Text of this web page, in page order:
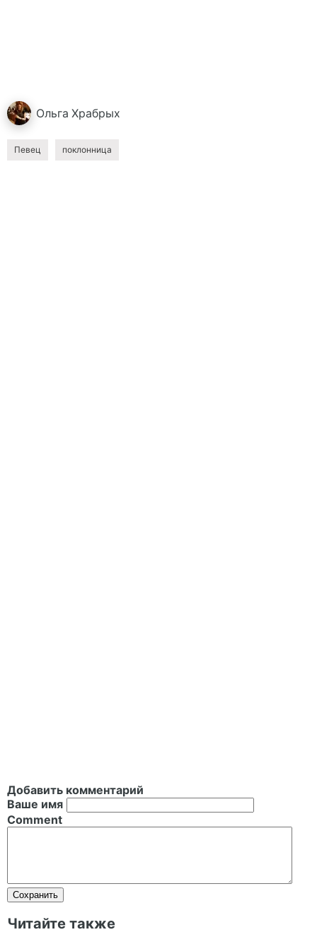
Ольга Храбрых
Певец поклонница
Добавить комментарий
Ваше имя
Comment
Читайте также